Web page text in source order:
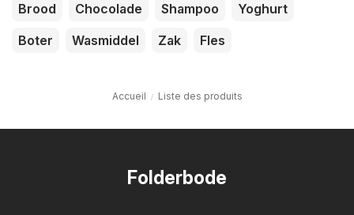
Brood
Chocolade Shampoo
Yoghurt
Boter
Wasmiddel Zak Fles
Accueil Liste des produits
Folderbode